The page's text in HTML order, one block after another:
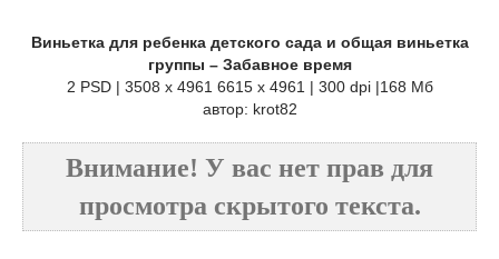
Виньетка для ребенка детского сада и общая виньетка
группы – Забавное время
2 PSD | 3508 x 4961 6615 x 4961 | 300 dpi |168 Мб
автор: krot82
Внимание! У вас нет прав для
просмотра скрытого текста.